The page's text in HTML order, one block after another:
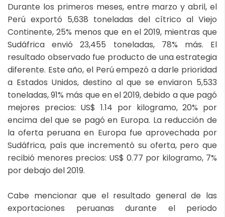
Durante los primeros meses, entre marzo y abril, el
Perú exportó 5,638 toneladas del cítrico al Viejo
Continente, 25% menos que en el 2019, mientras que
Sudáfrica envió 23,455 toneladas, 78% más. El
resultado observado fue producto de una estrategia
diferente. Este año, el Perú empezó a darle prioridad
a Estados Unidos, destino al que se enviaron 5,533
toneladas, 91% más que en el 2019, debido a que pagó
mejores precios: US$ 1.14 por kilogramo, 20% por
encima del que se pagó en Europa. La reducción de
la oferta peruana en Europa fue aprovechada por
Sudáfrica, país que incrementó su oferta, pero que
recibió menores precios: US$ 0.77 por kilogramo, 7%
por debajo del 2019.
Cabe mencionar que el resultado general de las
exportaciones peruanas durante el periodo